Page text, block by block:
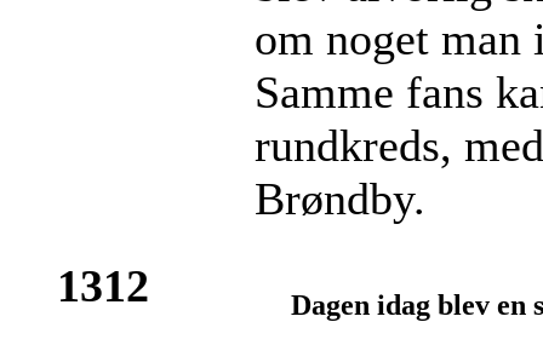
om noget
Samme fans
rundkreds,
Brøndby.
1312
Dagen idag blev